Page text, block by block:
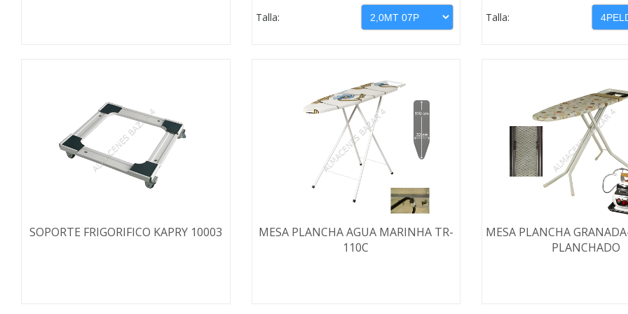
Talla: Talla:
SOPORTE FRIGORIFICO KAPRY 10003
MESA PLANCHA AGUA MARINHA TR-
110C
MESA PLANCHA
PLANCHADO